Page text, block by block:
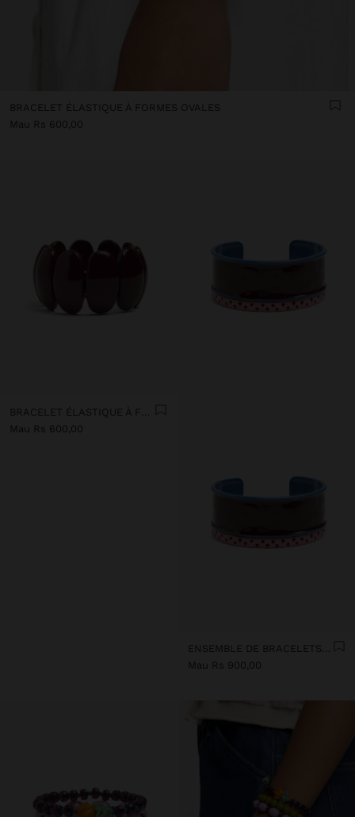
BRACELET ÉLASTIQUE À FORMES OVALES
Mau Rs 600,00
BRACELET ÉLASTIQUE À FORMES OVALES
Mau Rs 600,00
ENSEMBLE DE BRACELETS RIGIDES EN ÉMAIL
Mau Rs 900,00